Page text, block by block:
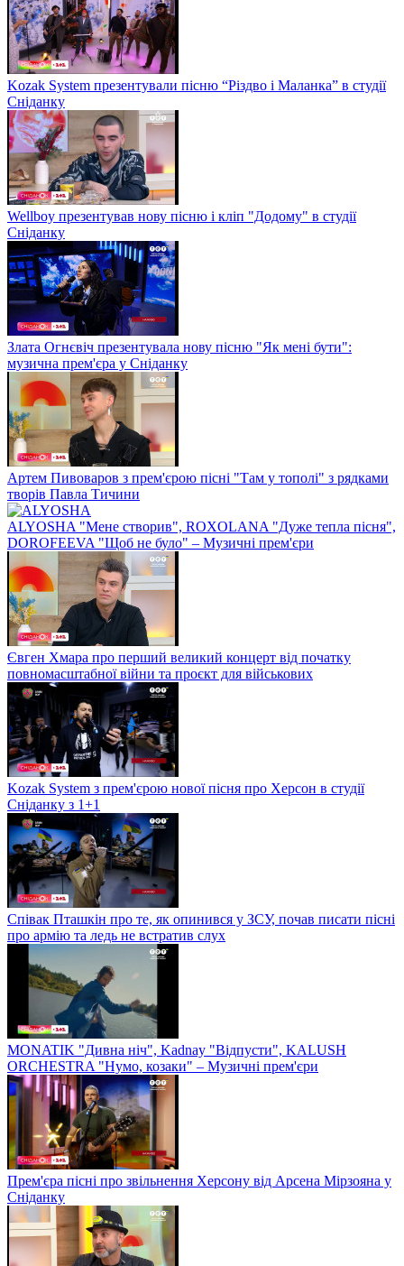
Kozak System презентували пісню “Різдво і Маланка” в студії
Сніданку
Wellboy презентував нову пісню і кліп "Додому" в студії
Сніданку
Злата Огнєвіч презентувала нову пісню "Як мені бути":
музична прем'єра у Сніданку
Артем Пивоваров з прем'єрою пісні "Там у тополі" з рядками
творів Павла Тичини
ALYOSHA "Мене створив", ROXOLANA "Дуже тепла пісня",
DOROFEEVA "Щоб не було" – Музичні прем'єри
Євген Хмара про перший великий концерт від початку
повномасштабної війни та проєкт для військових
Kozak System з прем'єрою нової пісня про Херсон в студії
Сніданку з 1+1
Співак Пташкін про те, як опинився у ЗСУ, почав писати пісні
про армію та ледь не встратив слух
MONATIK "Дивна ніч", Kadnay "Відпусти", KALUSH
ORCHESTRA "Нумо, козаки" – Музичні прем'єри
Прем'єра пісні про звільнення Херсону від Арсена Мірзояна у
Сніданку